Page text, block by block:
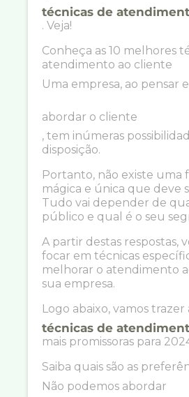
técnicas de
. Veja!
Conheça as 10 melhores
atendimento ao cliente
Uma empresa, ao pensar
abordar o cliente
, tem inúmeras
disposição.
Portanto, não existe uma
mágica e única que deve
Tudo vai depender de
público e qual é o seu
A partir destas respostas,
focar em técnicas
melhorar o atendimento
sua empresa.
Logo abaixo, vamos trazer
técnicas de
mais promissoras para
Saiba quais são as
Não podemos abordar